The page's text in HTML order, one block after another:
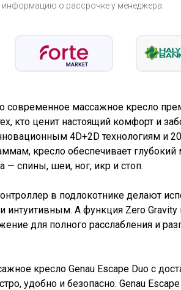
современное массажное кресло
кто ценит настоящий комфорт и
4D+2D технологиям и 20
кресло обеспечивает глубокий
— спины, шеи, ног, икр и стоп.
в подлокотнике делают
интуитивным. А функция Zero Gravity
для полного расслабления и
кресло Genau Escape Duo с
удобно и безопасно. Genau
информацию о рассрочке у менеджера.